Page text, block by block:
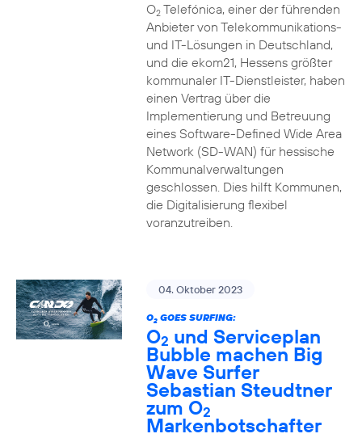
O2Telefónica, einer der führenden
Anbieter von Telekommunikations-
und IT-Lösungen in Deutschland,
und die ekom21, Hessens größter
kommunaler IT-Dienstleister, haben
einen Vertrag über die
Implementierung und Betreuung
eines Software-Defined Wide Area
Network (SD-WAN) für hessische
Kommunalverwaltungen
geschlossen. Dies hilft Kommunen,
die Digitalisierung flexibel
voranzutreiben.
04. Oktober 2023
O2GOES SURFING:
O2 und Serviceplan
Bubble machen Big
Wave Surfer
Sebastian Steudtner
zum O2
Markenbotschafter